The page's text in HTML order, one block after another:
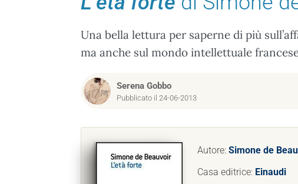
Una bella lettura per saperne di più
ma anche sul mondo intellettuale
Serena Gobbo
Pubblicato il 24-06-2013
Autore: Simone de
Casa editrice: Einaudi